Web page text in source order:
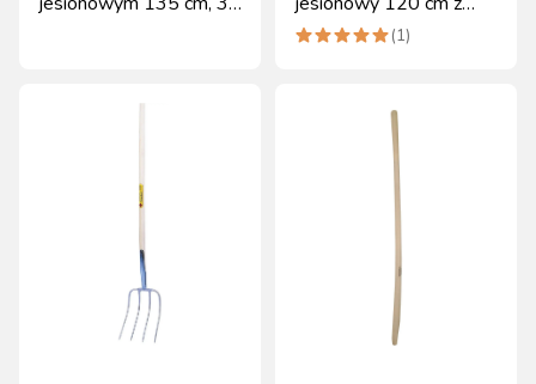
uchwytem T Kerbl
(1)